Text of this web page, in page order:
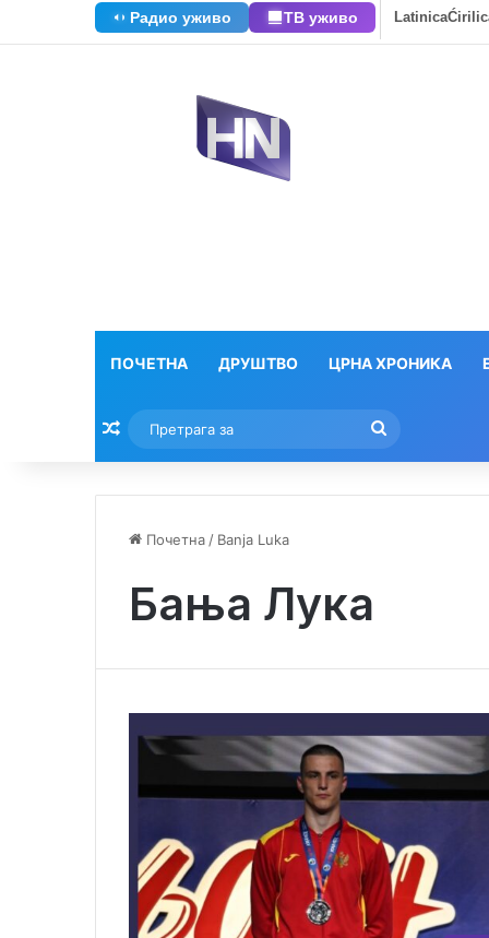
Радио уживо ТВ уживо Latinica
ПОЧЕТНА ДРУШТВО ЦРНА ХРОНИКА
Насумични текстови
за
Почетна / Banja Luka
Бања Лука